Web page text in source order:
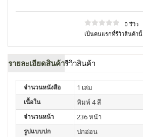
0 รีวิว
เป็นคนแรกที่รีวิวสินค้านี้
รายละเอียดสินค้ารีวิวสินค้า
จำนวนหนังสือ 1 เล่ม
เนื้อใน พิมพ์ 4 สี
จำนวนหน้า 236 หน้า
รูปแบบปก ปกอ่อน